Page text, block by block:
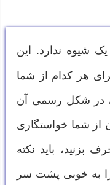
شیوه ندارد. این
هر کدام از شما
در شکل رسمی آن
از شما خواستگاری
بزنید، باید نکته
را به خوبی پشت سر